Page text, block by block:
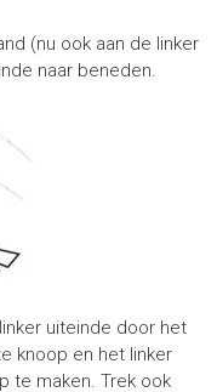
(nu ook aan de linker
naar beneden.
uiteinde door het
knoop en het linker
te maken. Trek ook